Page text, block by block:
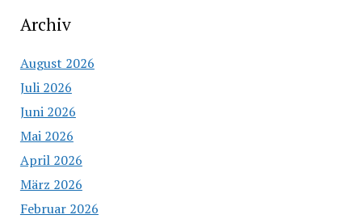
Archiv
August 2026
Juli 2026
Juni 2026
Mai 2026
April 2026
März 2026
Februar 2026